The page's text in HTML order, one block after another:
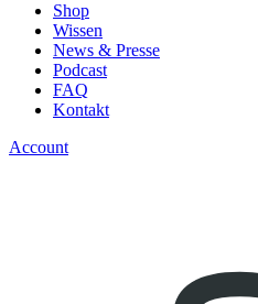
Shop
Wissen
News & Presse
Podcast
FAQ
Kontakt
Account